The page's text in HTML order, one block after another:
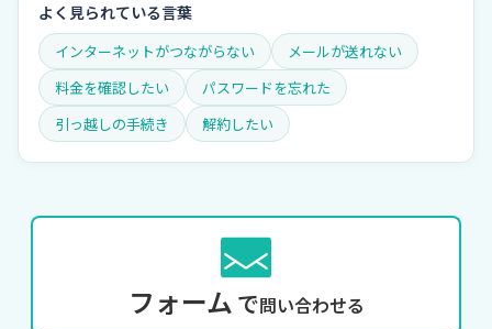
よく見られている言葉
インターネットがつながらない
メールが送れない
料金を確認したい
パスワードを忘れた
引っ越しの手続き
解約したい
フォーム で問い合わせる